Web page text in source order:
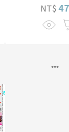
NT$